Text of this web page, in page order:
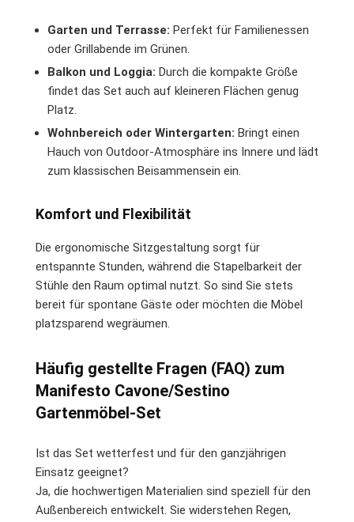
Garten und Terrasse: Perfekt für Familienessen
oder Grillabende im Grünen.
Balkon und Loggia: Durch die kompakte Größe
findet das Set auch auf kleineren Flächen genug
Platz.
Wohnbereich oder Wintergarten: Bringt einen
Hauch von Outdoor-Atmosphäre ins Innere und lädt
zum klassischen Beisammensein ein.
Komfort und Flexibilität
Die ergonomische Sitzgestaltung sorgt für
entspannte Stunden, während die Stapelbarkeit der
Stühle den Raum optimal nutzt. So sind Sie stets
bereit für spontane Gäste oder möchten die Möbel
platzsparend wegräumen.
Häufig gestellte Fragen (FAQ) zum
Manifesto Cavone/Sestino
Gartenmöbel-Set
Ist das Set wetterfest und für den ganzjährigen
Einsatz geeignet?
Ja, die hochwertigen Materialien sind speziell für den
Außenbereich entwickelt. Sie widerstehen Regen,